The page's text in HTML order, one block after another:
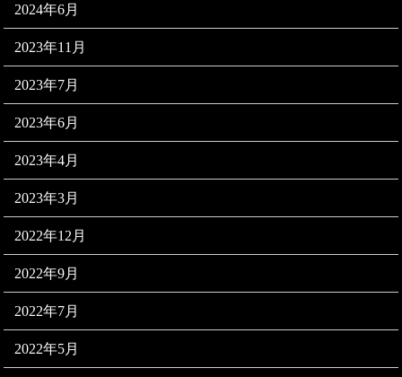
2024年6月
2023年11月
2023年7月
2023年6月
2023年4月
2023年3月
2022年12月
2022年9月
2022年7月
2022年5月